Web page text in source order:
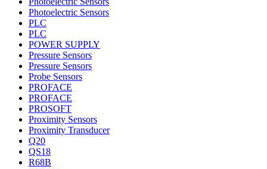
Photoelectric Sensors
PLC
PLC
POWER SUPPLY
Pressure Sensors
Pressure Sensors
Probe Sensors
PROFACE
PROFACE
PROSOFT
Proximity Sensors
Proximity Transducer
Q20
QS18
R68B